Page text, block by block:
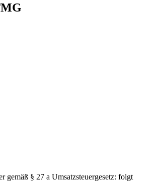
gemäß § 27 a Umsatzsteuergesetz: folgt